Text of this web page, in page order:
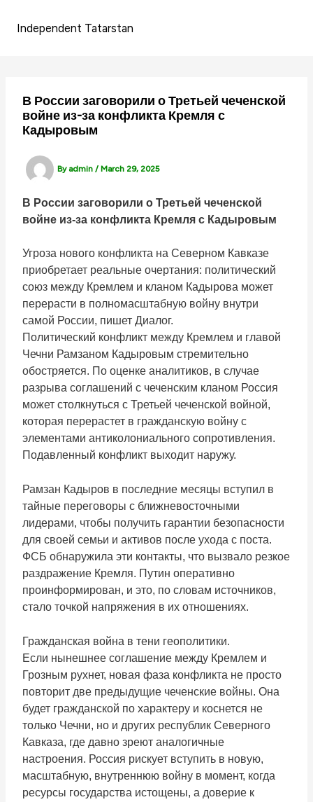
Independent Tatarstan
В России заговорили о Третьей чеченской
войне из-за конфликта Кремля с
Кадыровым
By admin/ March 29, 2025
В России заговорили о Третьей чеченской
войне из-за конфликта Кремля с Кадыровым
Угроза нового конфликта на Северном Кавказе
приобретает реальные очертания: политический
союз между Кремлем и кланом Кадырова может
перерасти в полномасштабную войну внутри
самой России, пишет Диалог.
Политический конфликт между Кремлем и главой
Чечни Рамзаном Кадыровым стремительно
обостряется. По оценке аналитиков, в случае
разрыва соглашений с чеченским кланом Россия
может столкнуться с Третьей чеченской войной,
которая перерастет в гражданскую войну с
элементами антиколониального сопротивления.
Подавленный конфликт выходит наружу.
Рамзан Кадыров в последние месяцы вступил в
тайные переговоры с ближневосточными
лидерами, чтобы получить гарантии безопасности
для своей семьи и активов после ухода с поста.
ФСБ обнаружила эти контакты, что вызвало резкое
раздражение Кремля. Путин оперативно
проинформирован, и это, по словам источников,
стало точкой напряжения в их отношениях.
Гражданская война в тени геополитики.
Если нынешнее соглашение между Кремлем и
Грозным рухнет, новая фаза конфликта не просто
повторит две предыдущие чеченские войны. Она
будет гражданской по характеру и коснется не
только Чечни, но и других республик Северного
Кавказа, где давно зреют аналогичные
настроения. Россия рискует вступить в новую,
масштабную, внутреннюю войну в момент, когда
ресурсы государства истощены, а доверие к